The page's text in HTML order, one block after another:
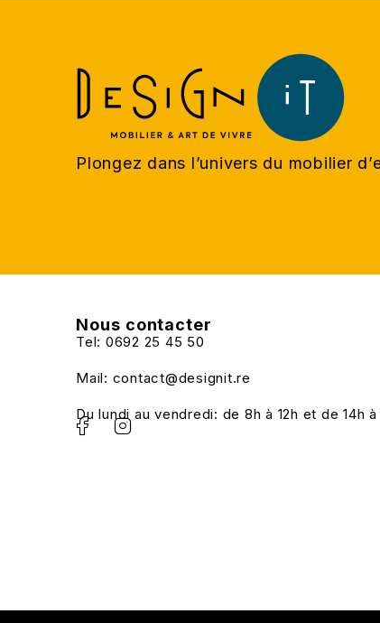
Plongez dans l’univers du mobilier
Nous contacter
Tel: 0692 25 45 50
Mail: contact@designit.re
Du lundi au vendredi: de 8h à 12h et de 14h à